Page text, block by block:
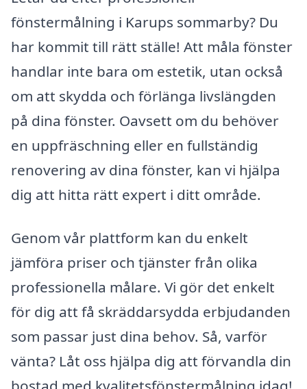
fönstermålning i Karups sommarby? Du
har kommit till rätt ställe! Att måla fönster
handlar inte bara om estetik, utan också
om att skydda och förlänga livslängden
på dina fönster. Oavsett om du behöver
en uppfräschning eller en fullständig
renovering av dina fönster, kan vi hjälpa
dig att hitta rätt expert i ditt område.
Genom vår plattform kan du enkelt
jämföra priser och tjänster från olika
professionella målare. Vi gör det enkelt
för dig att få skräddarsydda erbjudanden
som passar just dina behov. Så, varför
vänta? Låt oss hjälpa dig att förvandla din